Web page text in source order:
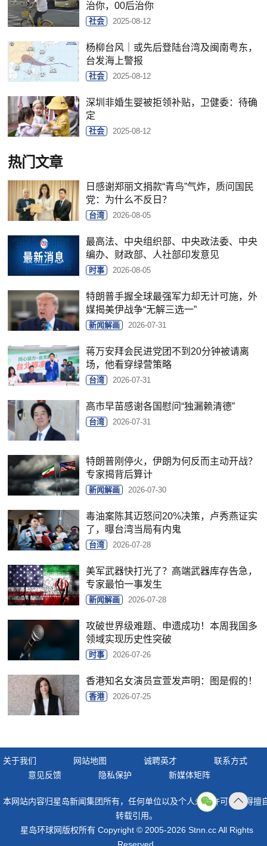
治你，00后治你
社会 2025-08-12
杨柳台风｜或先后登陆台湾及闽南粤东，
台发海上警报
社会 2025-08-12
深圳非婚生婴被拒领补贴，卫健委：待确
定
社会 2025-08-12
热门文章
日感谢郑丽文捐款“青鸟”气炸，质问国民
党：为什么不反日？
台湾 2026-08-05
最高法、中央组织部、中央政法委、中央
编办、财政部、人社部印发意见
时事 2026-08-05
特朗普手握全球最强军力却无计可施，外
媒揭美伊战争“无解三选一”
新闻解画 2026-07-31
蒋万安拜会民进党团不到20分钟被请离
场，他看穿绿营策略
台湾 2026-07-31
高市早苗感谢各国慰问“独漏赖清德”
台湾 2026-07-31
特朗普刚停火，伊朗为何反而主动开战？
专家揭背后算计
新闻解画 2026-07-30
毒油案陈其迈怒问20%决策，卢秀燕证实
了，曝台湾当局有内鬼
台湾 2026-07-28
美军武器快打光了？高端武器库存告急，
专家最怕一事发生
新闻解画 2026-07-28
攻破世界级难题、申遗成功！本周我国多
领域实现历史性突破
时事 2026-07-26
香港知名女演员宣萱发声明：图是假的！
香港 2026-07-25
关于我们 网站地图 诚聘英才
联系方式
意见反馈
隐私保护 新媒体矩阵
本网站内容归星岛新闻集团所有，任何单位以及个人未经许可，不得擅
转载引用。
星岛环球网版权所有 Copyright © 2005-2026 Stnn.cc All Rights
顶部